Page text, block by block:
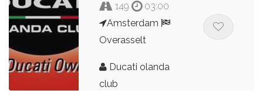
149
03:00
Amsterdam
Overasselt
Ducati olanda
club